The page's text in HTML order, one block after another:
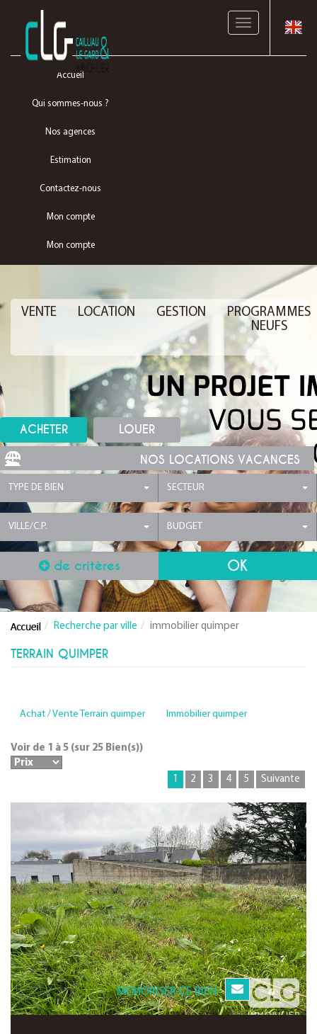
Toggle
Accueil
Qui sommes-nous ?
Nos agences
Estimation
Contactez-nous
Mon compte
Mon compte
VENTE LOCATION GESTION
PROGRAMMES
NEUFS
ACHETER LOUER
NOS LOCATIONS VACANCES
TYPE DE BIEN SECTEUR
VILLE/C.P. BUDGET
de critères
Recherche par ville immobilier quimper
TERRAIN QUIMPER
Achat / Vente Terrain quimper Immobilier quimper
Voir de 1 à 5 (sur 25 Bien(s))
1 2 3 4 5 Suivante
MEMORISER CE BIEN